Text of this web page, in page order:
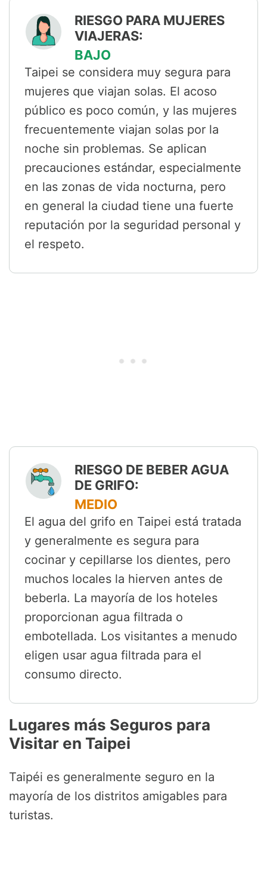
RIESGO PARA MUJERES
VIAJERAS:
BAJO
Taipei se considera muy segura para
mujeres que viajan solas. El acoso
público es poco común, y las mujeres
frecuentemente viajan solas por la
noche sin problemas. Se aplican
precauciones estándar, especialmente
en las zonas de vida nocturna, pero
en general la ciudad tiene una fuerte
reputación por la seguridad personal y
el respeto.
RIESGO DE BEBER AGUA
DE GRIFO:
MEDIO
El agua del grifo en Taipei está tratada
y generalmente es segura para
cocinar y cepillarse los dientes, pero
muchos locales la hierven antes de
beberla. La mayoría de los hoteles
proporcionan agua filtrada o
embotellada. Los visitantes a menudo
eligen usar agua filtrada para el
consumo directo.
Lugares más Seguros para
Visitar en Taipei
Taipéi es generalmente seguro en la
mayoría de los distritos amigables para
turistas.